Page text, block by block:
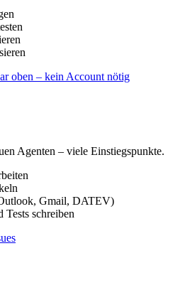
oben – kein Account nötig
Agenten – viele Einstiegspunkte.
Gmail, DATEV)
schreiben